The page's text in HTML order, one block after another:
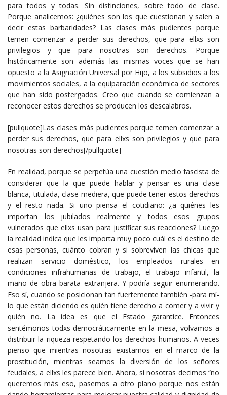
para todos y todas. Sin distinciones, sobre todo de clase.
Porque analicemos: ¿quiénes son los que cuestionan y salen a
decir estas barbaridades? Las clases más pudientes porque
temen comenzar a perder sus derechos, que para ellxs son
privilegios y que para nosotras son derechos. Porque
históricamente son además las mismas voces que se han
opuesto a la Asignación Universal por Hijo, a los subsidios a los
movimientos sociales, a la equiparación económica de sectores
que han sido postergados. Creo que cuando se comienzan a
reconocer estos derechos se producen los descalabros.
[pullquote]Las clases más pudientes porque temen comenzar a
perder sus derechos, que para ellxs son privilegios y que para
nosotras son derechos[/pullquote]
En realidad, porque se perpetúa una cuestión medio fascista de
considerar que la que puede hablar y pensar es una clase
blanca, titulada, clase mediera, que puede tener estos derechos
y el resto nada. Si uno piensa el cotidiano: ¿a quiénes les
importan los jubilados realmente y todos esos grupos
vulnerados que ellxs usan para justificar sus reacciones? Luego
la realidad indica que les importa muy poco cuál es el destino de
esas personas, cuánto cobran y si sobreviven las chicas que
realizan servicio doméstico, los empleados rurales en
condiciones infrahumanas de trabajo, el trabajo infantil, la
mano de obra barata extranjera. Y podría seguir enumerando.
Eso sí, cuando se posicionan tan fuertemente también -para mí-
lo que están diciendo es quién tiene derecho a comer y a vivir y
quién no. La idea es que el Estado garantice. Entonces
sentémonos todxs democráticamente en la mesa, volvamos a
distribuir la riqueza respetando los derechos humanos. A veces
pienso que mientras nosotras existamos en el marco de la
prostitución, mientras seamos la diversión de los señores
feudales, a ellxs les parece bien. Ahora, si nosotras decimos “no
queremos más eso, pasemos a otro plano porque nos están